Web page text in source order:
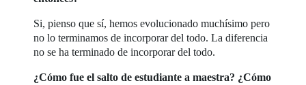
Si, pienso que sí, hemos evolucionado muchísimo pero
no lo terminamos de incorporar del todo. La diferencia
no se ha terminado de incorporar del todo.
¿Cómo fue el salto de estudiante a maestra? ¿Cómo